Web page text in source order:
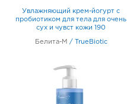
Увлажняющий крем-йогурт с
пробиотиком для тела для очень
сух и чувст кожи 190
Белита-М / TrueBiotic